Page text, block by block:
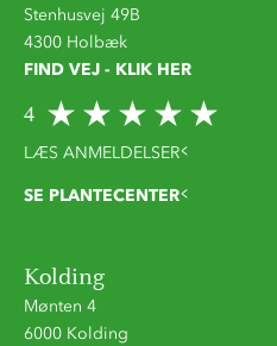
Stenhusvej 49B
4300 Holbæk
FIND VEJ - KLIK HER
4
LÆS ANMELDELSER
SE PLANTECENTER
Kolding
Mønten 4
6000 Kolding